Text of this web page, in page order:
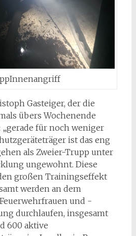
Gasteiger, der die
übers Wochenende
„gerade für noch weniger
ist das eng
als Zweier-Trupp unter
ungewohnt. Diese
großen Trainingseffekt
werden an dem
und -
durchlaufen, insgesamt
600 aktive